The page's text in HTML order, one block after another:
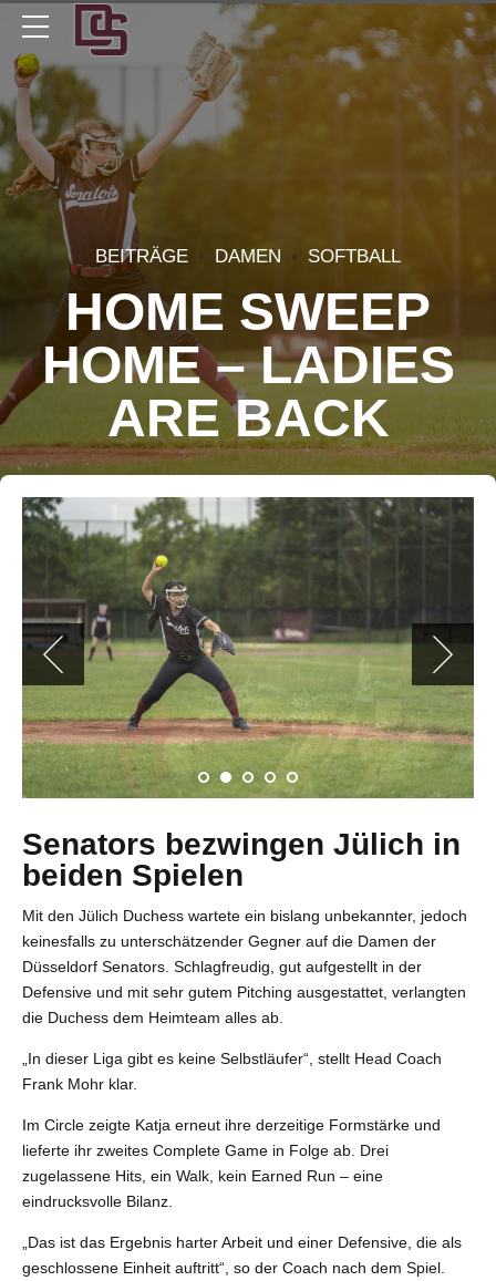
BEITRÄGE DAMEN SOFTBALL
HOME SWEEP
HOME – LADIES
ARE BACK
Senators bezwingen Jülich in
beiden Spielen
Mit den Jülich Duchess wartete ein bislang unbekannter, jedoch
keinesfalls zu unterschätzender Gegner auf die Damen der
Düsseldorf Senators. Schlagfreudig, gut aufgestellt in der
Defensive und mit sehr gutem Pitching ausgestattet, verlangten
die Duchess dem Heimteam alles ab.
„In dieser Liga gibt es keine Selbstläufer“, stellt Head Coach
Frank Mohr klar.
Im Circle zeigte Katja erneut ihre derzeitige Formstärke und
lieferte ihr zweites Complete Game in Folge ab. Drei
zugelassene Hits, ein Walk, kein Earned Run – eine
eindrucksvolle Bilanz.
„Das ist das Ergebnis harter Arbeit und einer Defensive, die als
geschlossene Einheit auftritt“, so der Coach nach dem Spiel.